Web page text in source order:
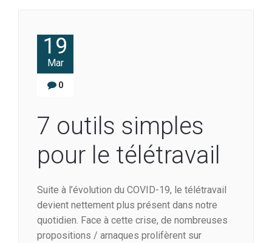
19
Mar
0
7 outils simples
pour le télétravail
Suite à l’évolution du COVID-19, le télétravail
devient nettement plus présent dans notre
quotidien. Face à cette crise, de nombreuses
propositions / arnaques prolifèrent sur